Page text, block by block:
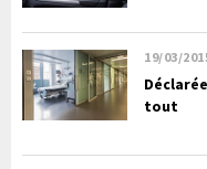
19/03/
tout